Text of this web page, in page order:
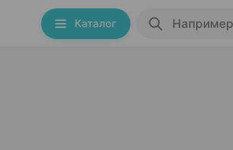
Каталог